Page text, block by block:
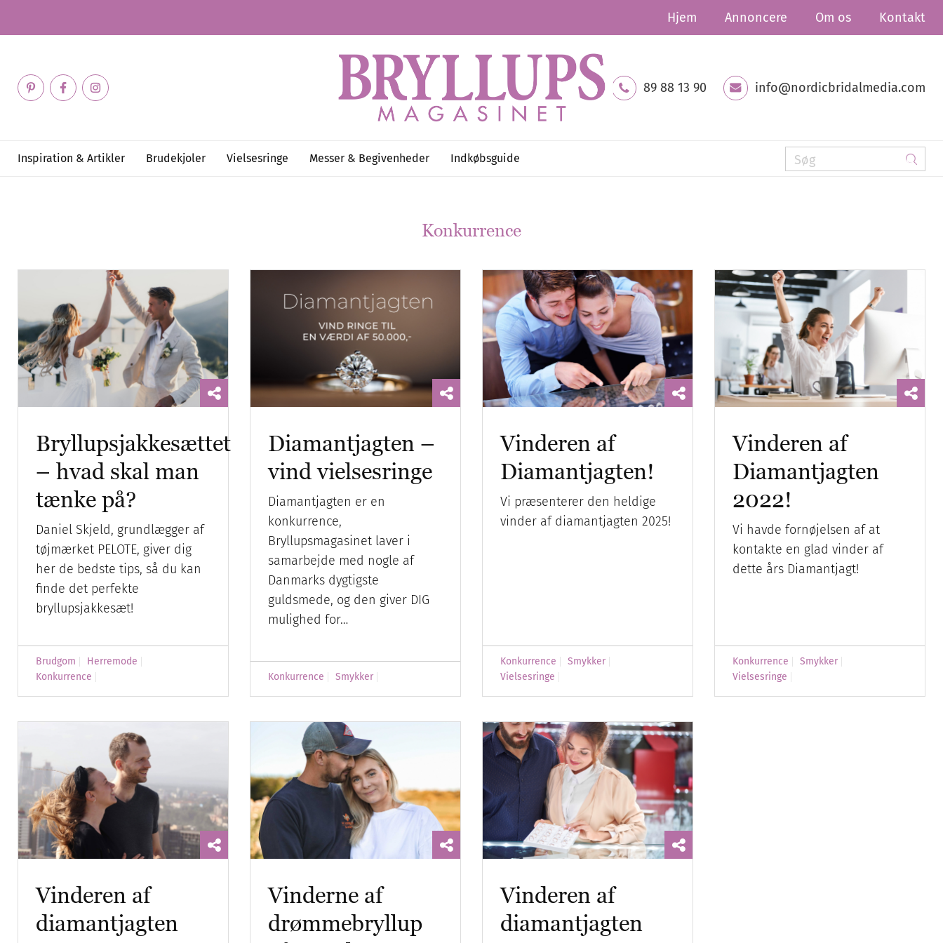
Hjem Annoncere Om os Kontakt
89 88 13 90 info@nordicbridalmedia.com
Inspiration & Artikler Brudekjoler Vielsesringe Messer & Begivenheder Indkøbsguide
Konkurrence
Bryllupsjakkesættet
– hvad skal man
tænke på?
Daniel Skjeld, grundlægger af
tøjmærket PELOTE, giver dig
her de bedste tips, så du kan
finde det perfekte
bryllupsjakkesæt!
Brudgom
Herremode
Konkurrence
Diamantjagten –
vind vielsesringe
Diamantjagten er en
konkurrence,
Bryllupsmagasinet laver i
samarbejde med nogle af
Danmarks dygtigste
guldsmede, og den giver DIG
mulighed for…
Konkurrence Smykker
Vinderen af
Diamantjagten!
Vi præsenterer den heldige
vinder af diamantjagten 2025!
Konkurrence
Smykker
Vielsesringe
Vinderen af ​​
Diamantjagten
2022!
Vi havde fornøjelsen af at
kontakte en glad vinder af
dette års Diamantjagt!
Konkurrence
Smykker
Vielsesringe
Vinderen af
diamantjagten
Vinderne af
drømmebryllup
Vinderen af
diamantjagten